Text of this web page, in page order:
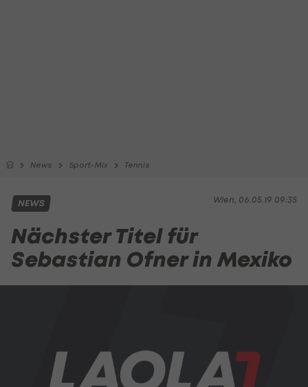
News Sport-Mix Tennis
Wien, 06.05.19 09:35
NEWS
Nächster Titel für
Sebastian Ofner in Mexiko